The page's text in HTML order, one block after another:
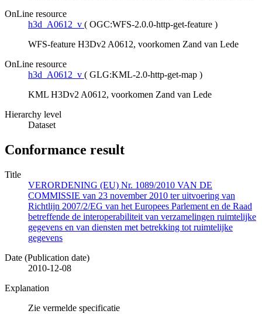
OnLine resource
h3d_A0612_v ( OGC:WFS-2.0.0-http-get-feature )
WFS-feature H3Dv2 A0612, voorkomen Zand van Lede
OnLine resource
h3d_A0612_v ( GLG:KML-2.0-http-get-map )
KML H3Dv2 A0612, voorkomen Zand van Lede
Hierarchy level
Dataset
Conformance result
Title
VERORDENING (EU) Nr. 1089/2010 VAN DE
COMMISSIE van 23 november 2010 ter uitvoering van
Richtlijn 2007/2/EG van het Europees Parlement en de Raad
betreffende de interoperabiliteit van verzamelingen ruimtelijke
gegevens en van diensten met betrekking tot ruimtelijke
gegevens
Date (Publication date)
2010-12-08
Explanation
Zie vermelde specificatie